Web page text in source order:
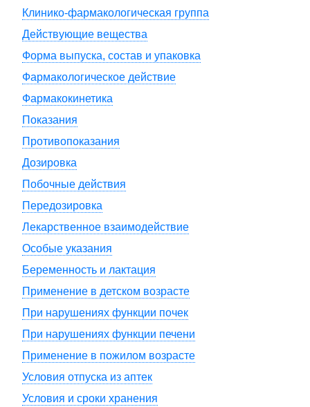
Клинико-фармакологическая группа
Действующие вещества
Форма выпуска, состав и упаковка
Фармакологическое действие
Фармакокинетика
Показания
Противопоказания
Дозировка
Побочные действия
Передозировка
Лекарственное взаимодействие
Особые указания
Беременность и лактация
Применение в детском возрасте
При нарушениях функции почек
При нарушениях функции печени
Применение в пожилом возрасте
Условия отпуска из аптек
Условия и сроки хранения